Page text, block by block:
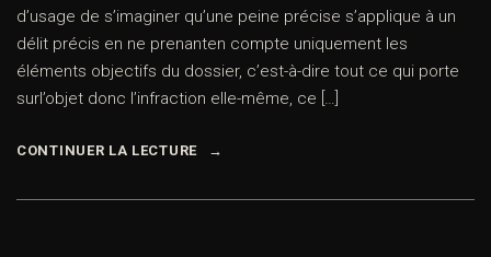
d’usage de s’imaginer qu’une peine précise s’applique à un
délit précis en ne prenanten compte uniquement les
éléments objectifs du dossier, c’est-à-dire tout ce qui porte
surl’objet donc l’infraction elle-même, ce […]
CONTINUER LA LECTURE